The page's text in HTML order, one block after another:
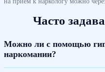
Часто
Можно ли с помощью
наркомании?